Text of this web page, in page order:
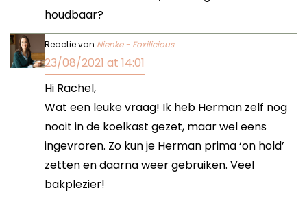
houdbaar?
Reactie van Nienke - Foxilicious
23/08/2021 at 14:01
Hi Rachel,
Wat een leuke vraag! Ik heb Herman zelf nog
nooit in de koelkast gezet, maar wel eens
ingevroren. Zo kun je Herman prima ‘on hold’
zetten en daarna weer gebruiken. Veel
bakplezier!